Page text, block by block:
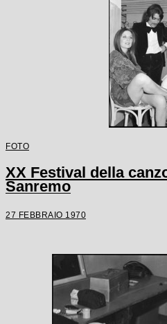
FOTO
XX Festival della
Sanremo
27 FEBBRAIO 1970